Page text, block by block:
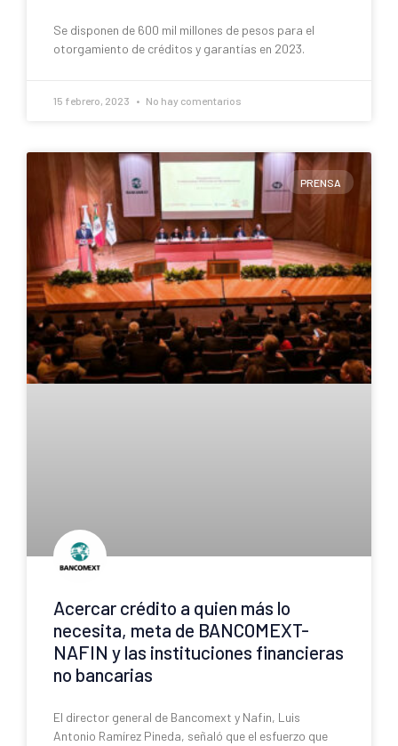
Se disponen de 600 mil millones de pesos para el
otorgamiento de créditos y garantías en 2023.
15 febrero, 2023 No hay comentarios
PRENSA
Acercar crédito a quien más lo
necesita, meta de BANCOMEXT-
NAFIN y las instituciones financieras
no bancarias
El director general de Bancomext y Nafin, Luis
Antonio Ramírez Pineda, señaló que el esfuerzo que